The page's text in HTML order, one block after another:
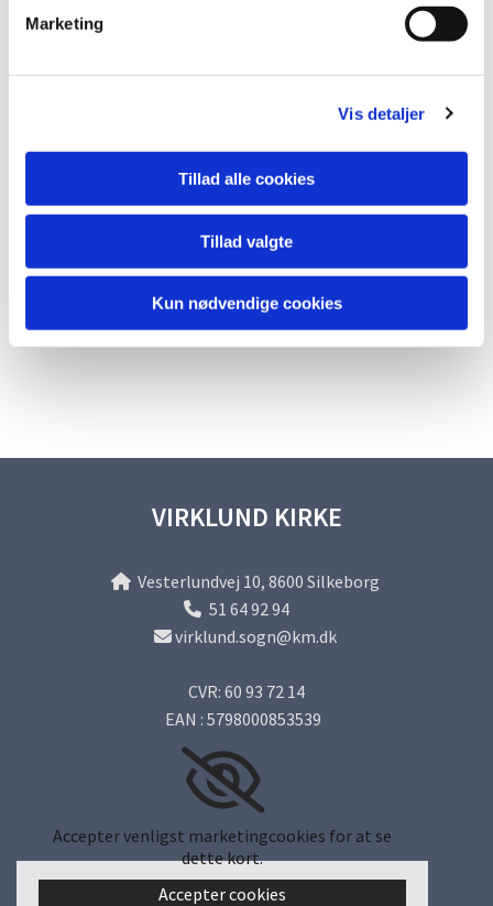
Marketing
Vis detaljer
Tillad alle cookies
Tillad valgte
Kun nødvendige cookies
VIRKLUND KIRKE
Vesterlundvej 10, 8600 Silkeborg
 51 64 92 94
virklund.sogn@km.dk
CVR: 60 93 72 14
EAN : 5798000853539
Accepter venligst marketingcookies for at se
dette kort.
Accepter cookies